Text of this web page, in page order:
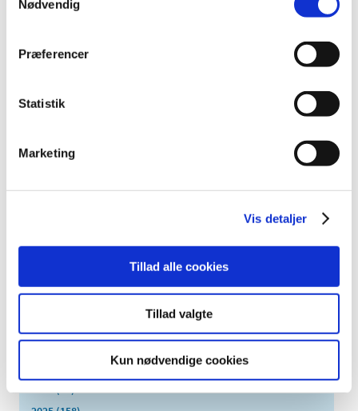
Nødvendig
Præferencer
Statistik
Marketing
Vis detaljer
Tillad alle cookies
Tillad valgte
Kun nødvendige cookies
meddelt, at Ihab Eleyan får bevilling til at drive
Bevilling til at drive Aalborg Løve Apotek
meddelt, at Pouian Abedinpour får bevilling til at drive…
|5. oktober 2022|
Bevillingen til at drive Grøndalsapoteket er ledig snarest
muligt efter aftale med apotekeren. Grøndalsapoteket
Alle (2506)